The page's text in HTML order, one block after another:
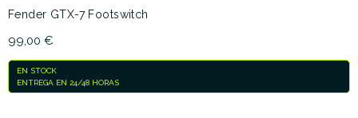
Fender GTX-7 Footswitch
99,00 €
EN STOCK
ENTREGA EN 24/48 HORAS